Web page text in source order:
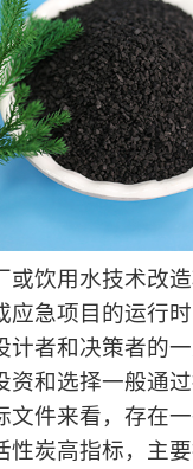
饮用水技术改造
应急项目的运行
计者和决策者的
资和选择一般通
文件来看，存在
性炭高指标，主